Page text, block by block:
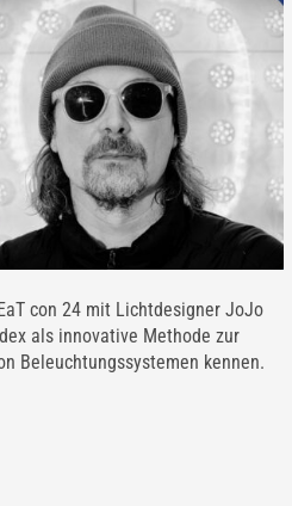
con 24 mit Lichtdesigner JoJo
als innovative Methode zur
Beleuchtungssystemen kennen.